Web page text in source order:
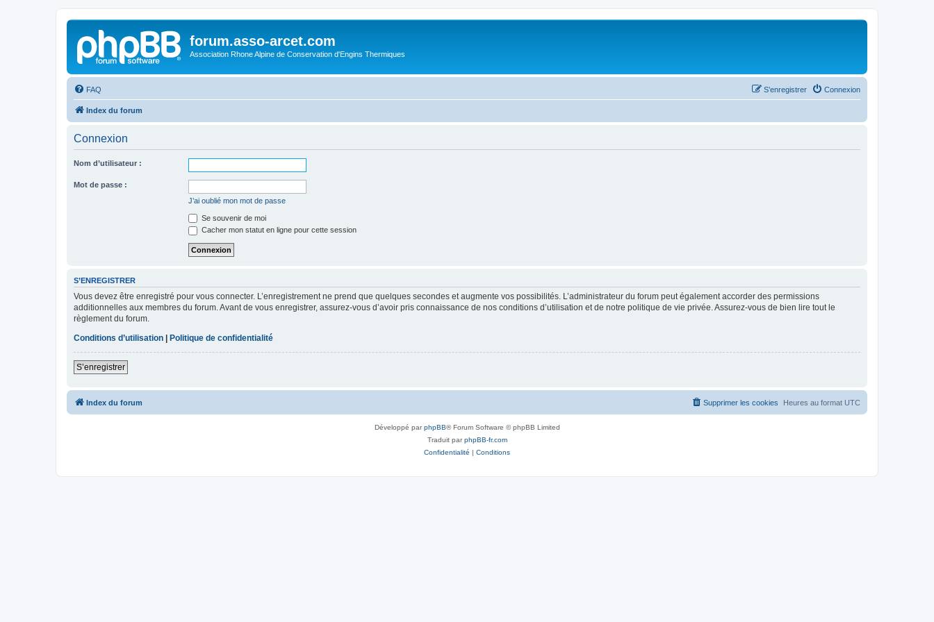
forum.asso-arcet.com
Association Rhone Alpine de Conservation d'Engins Thermiques
FAQ Connexion
S’enregistrer
Index du forum
Connexion
Nom d’utilisateur :
Mot de passe :
J’ai oublié mon mot de passe
Se souvenir de moi
Cacher mon statut en ligne pour cette session
S’ENREGISTRER
Vous devez être enregistré pour vous connecter. L’enregistrement ne prend que quelques secondes et augmente vos possibilités. L’administrateur du forum peut également accorder des permissions
additionnelles aux membres du forum. Avant de vous enregistrer, assurez-vous d’avoir pris connaissance de nos conditions d’utilisation et de notre politique de vie privée. Assurez-vous de bien lire tout le
règlement du forum.
Conditions d’utilisation
Politique de confidentialité
S’enregistrer
Index du forum Heures au format UTC
Supprimer les cookies
Développé parphpBB® Forum Software © phpBB Limited
Traduit parphpBB-fr.com
Confidentialité | Conditions